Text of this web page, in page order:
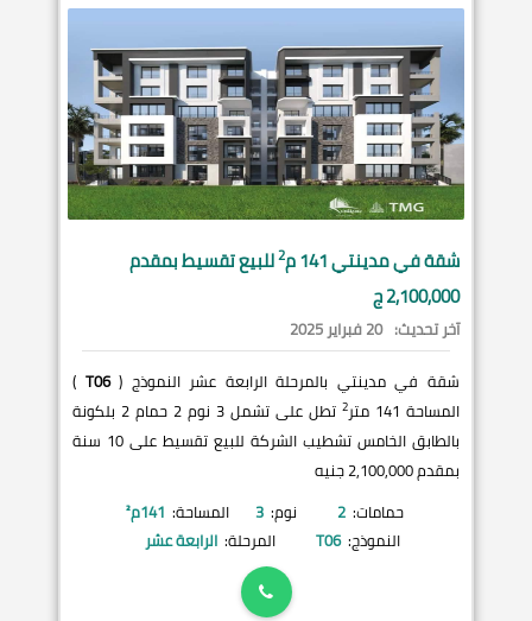
شقة فيمدينتي 2للبيع تقسيط بمقدم
2,100,000 ج
آخر تحديث: 20 فبراير 2025
شقة في مدينتي بالمرحلة الرابعة عشر النموذج (T06
)
المساحة 141 متر
2
تطل على تشمل 3 نوم 2 حمام 2 بلكونة
بالطابق الخامس تشطيب الشركة للبيع تقسيط على 10 سنة
بمقدم 2,100,000 جنيه
حمامات: 2 نوم: 3 المساحة: 141م²
النموذج: T06 المرحلة: الرابعة عشر